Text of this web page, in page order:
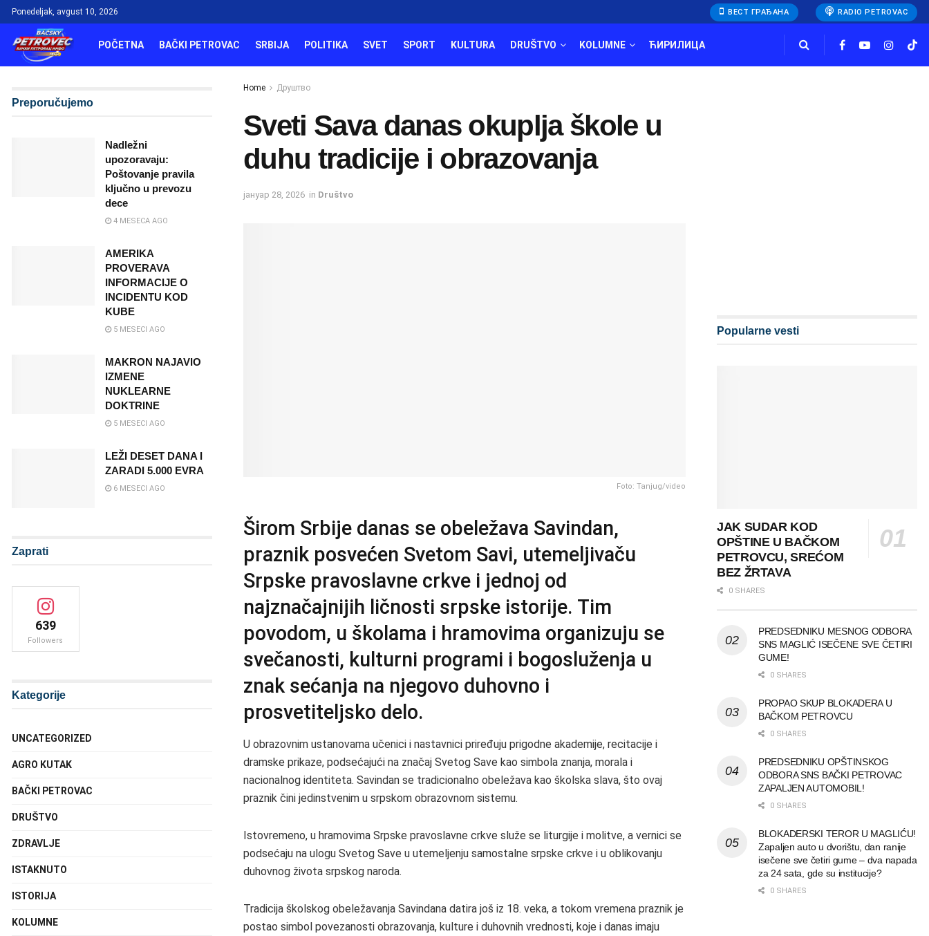
Ponedeljak, avgust 10, 2026 ВЕСТ ГРАЂАНА RADIO PETROVAC
POČETNA BAČKI PETROVAC SRBIJA POLITIKA SVET SPORT KULTURA DRUŠTVO KOLUMNE ЋИРИЛИЦА
Home Друштво
Sveti Sava danas okuplja škole u
duhu tradicije i obrazovanja
јануар 28, 2026 in Društvo
Foto: Tanjug/video
Širom Srbije danas se obeležava Savindan,
praznik posvećen Svetom Savi, utemeljivaču
Srpske pravoslavne crkve i jednoj od
najznačajnijih ličnosti srpske istorije. Tim
povodom, u školama i hramovima organizuju se
svečanosti, kulturni programi i bogosluženja u
znak sećanja na njegovo duhovno i
prosvetiteljsko delo.
U obrazovnim ustanovama učenici i nastavnici priređuju prigodne akademije, recitacije i
dramske prikaze, podsećajući na značaj Svetog Save kao simbola znanja, morala i
nacionalnog identiteta. Savindan se tradicionalno obeležava kao školska slava, što ovaj
praznik čini jedinstvenim u srpskom obrazovnom sistemu.
Istovremeno, u hramovima Srpske pravoslavne crkve služe se liturgije i molitve, a vernici se
podsećaju na ulogu Svetog Save u utemeljenju samostalne srpske crkve i u oblikovanju
duhovnog života srpskog naroda.
Tradicija školskog obeležavanja Savindana datira još iz 18. veka, a tokom vremena praznik je
postao simbol povezanosti obrazovanja, kulture i duhovnih vrednosti, koje i danas imaju
Preporučujemo
Nadležni
upozoravaju:
Poštovanje pravila
ključno u prevozu
dece
4 MESECA AGO
AMERIKA
PROVERAVA
INFORMACIJE O
INCIDENTU KOD
KUBE
5 MESECI AGO
MAKRON NAJAVIO
IZMENE
NUKLEARNE
DOKTRINE
5 MESECI AGO
LEŽI DESET DANA I
ZARADI 5.000 EVRA
6 MESECI AGO
Zaprati
639
Followers
Kategorije
UNCATEGORIZED
AGRO KUTAK
BAČKI PETROVAC
DRUŠTVO
ZDRAVLJE
ISTAKNUTO
ISTORIJA
KOLUMNE
Popularne vesti
JAK SUDAR KOD
OPŠTINE U BAČKOM
PETROVCU, SREĆOM
BEZ ŽRTAVA
0 SHARES
PREDSEDNIKU MESNOG ODBORA
SNS MAGLIĆ ISEČENE SVE ČETIRI
GUME!
0 SHARES
PROPAO SKUP BLOKADERA U
BAČKOM PETROVCU
0 SHARES
PREDSEDNIKU OPŠTINSKOG
ODBORA SNS BAČKI PETROVAC
ZAPALJEN AUTOMOBIL!
0 SHARES
BLOKADERSKI TEROR U MAGLIĆU!
Zapaljen auto u dvorištu, dan ranije
isečene sve četiri gume – dva napada
za 24 sata, gde su institucije?
0 SHARES